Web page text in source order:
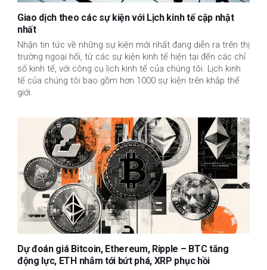
Giao dịch theo các sự kiện với Lịch kinh tế cập nhật
nhất
Nhận tin tức về những sự kiện mới nhất đang diễn ra trên thị
trường ngoại hối, từ các sự kiện kinh tế hiện tại đến các chỉ
số kinh tế, với công cụ lịch kinh tế của chúng tôi. Lịch kinh
tế của chúng tôi bao gồm hơn 1000 sự kiện trên khắp thế
giới.
Dự đoán giá Bitcoin, Ethereum, Ripple – BTC tăng
động lực, ETH nhắm tới bứt phá, XRP phục hồi